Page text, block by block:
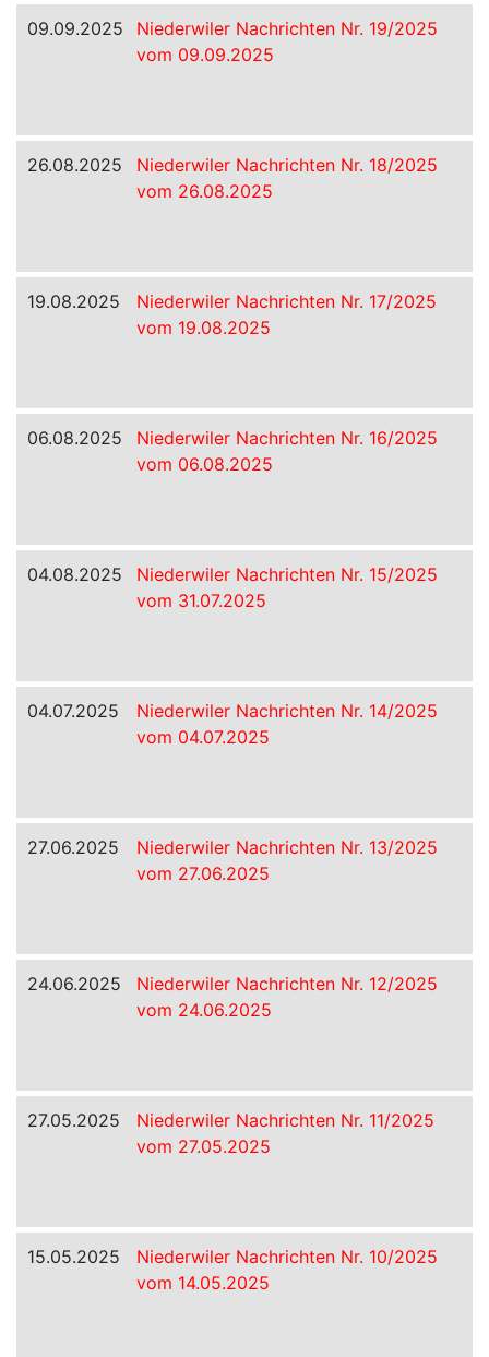
09.09.2025
Niederwiler Nachrichten Nr. 19/2025
vom 09.09.2025
26.08.2025
Niederwiler Nachrichten Nr. 18/2025
vom 26.08.2025
19.08.2025
Niederwiler Nachrichten Nr. 17/2025
vom 19.08.2025
06.08.2025
Niederwiler Nachrichten Nr. 16/2025
vom 06.08.2025
04.08.2025
Niederwiler Nachrichten Nr. 15/2025
vom 31.07.2025
04.07.2025
Niederwiler Nachrichten Nr. 14/2025
vom 04.07.2025
27.06.2025
Niederwiler Nachrichten Nr. 13/2025
vom 27.06.2025
24.06.2025
Niederwiler Nachrichten Nr. 12/2025
vom 24.06.2025
27.05.2025
Niederwiler Nachrichten Nr. 11/2025
vom 27.05.2025
15.05.2025
Niederwiler Nachrichten Nr. 10/2025
vom 14.05.2025